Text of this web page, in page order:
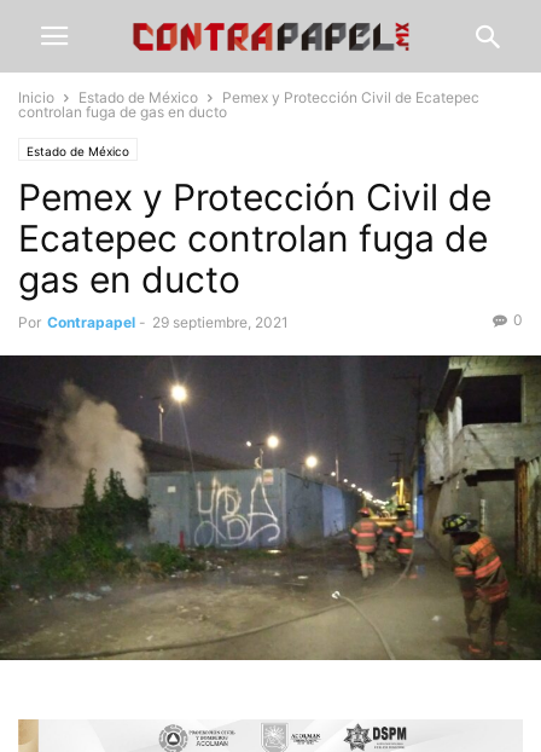
Inicio Estado de México
Pemex y Protección Civil de Ecatepec
controlan fuga de gas en ducto
Estado de México
Pemex y Protección Civil de
Ecatepec controlan fuga de
gas en ducto
Por Contrapapel - 29 septiembre, 2021 0